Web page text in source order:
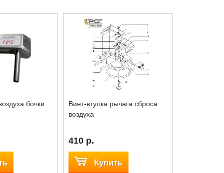
бочки
Винт-втулка рычага сброса
воздуха
410 р.
Купить